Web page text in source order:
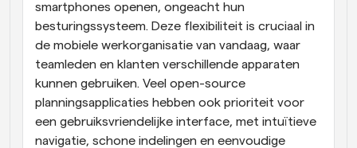
smartphones openen, ongeacht hun
besturingssysteem. Deze flexibiliteit is cruciaal in
de mobiele werkorganisatie van vandaag, waar
teamleden en klanten verschillende apparaten
kunnen gebruiken. Veel open-source
planningsapplicaties hebben ook prioriteit voor
een gebruiksvriendelijke interface, met intuïtieve
navigatie, schone indelingen en eenvoudige